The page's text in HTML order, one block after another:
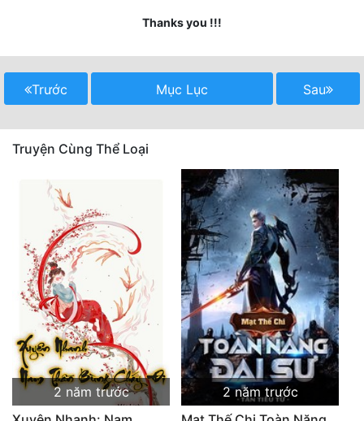
Lịch Sử
Mưu Mô
Mỹ Thực
Ngôn Tình
Nữ Cường
Nữ Phụ
Phong Thủy - Tâm Linh
Phương Tây
Phản Phái
Quan Trường
Thanks you !!!
Trước Mục Lục Sau
Truyện Cùng Thể Loại
2 năm trước
2 năm trước